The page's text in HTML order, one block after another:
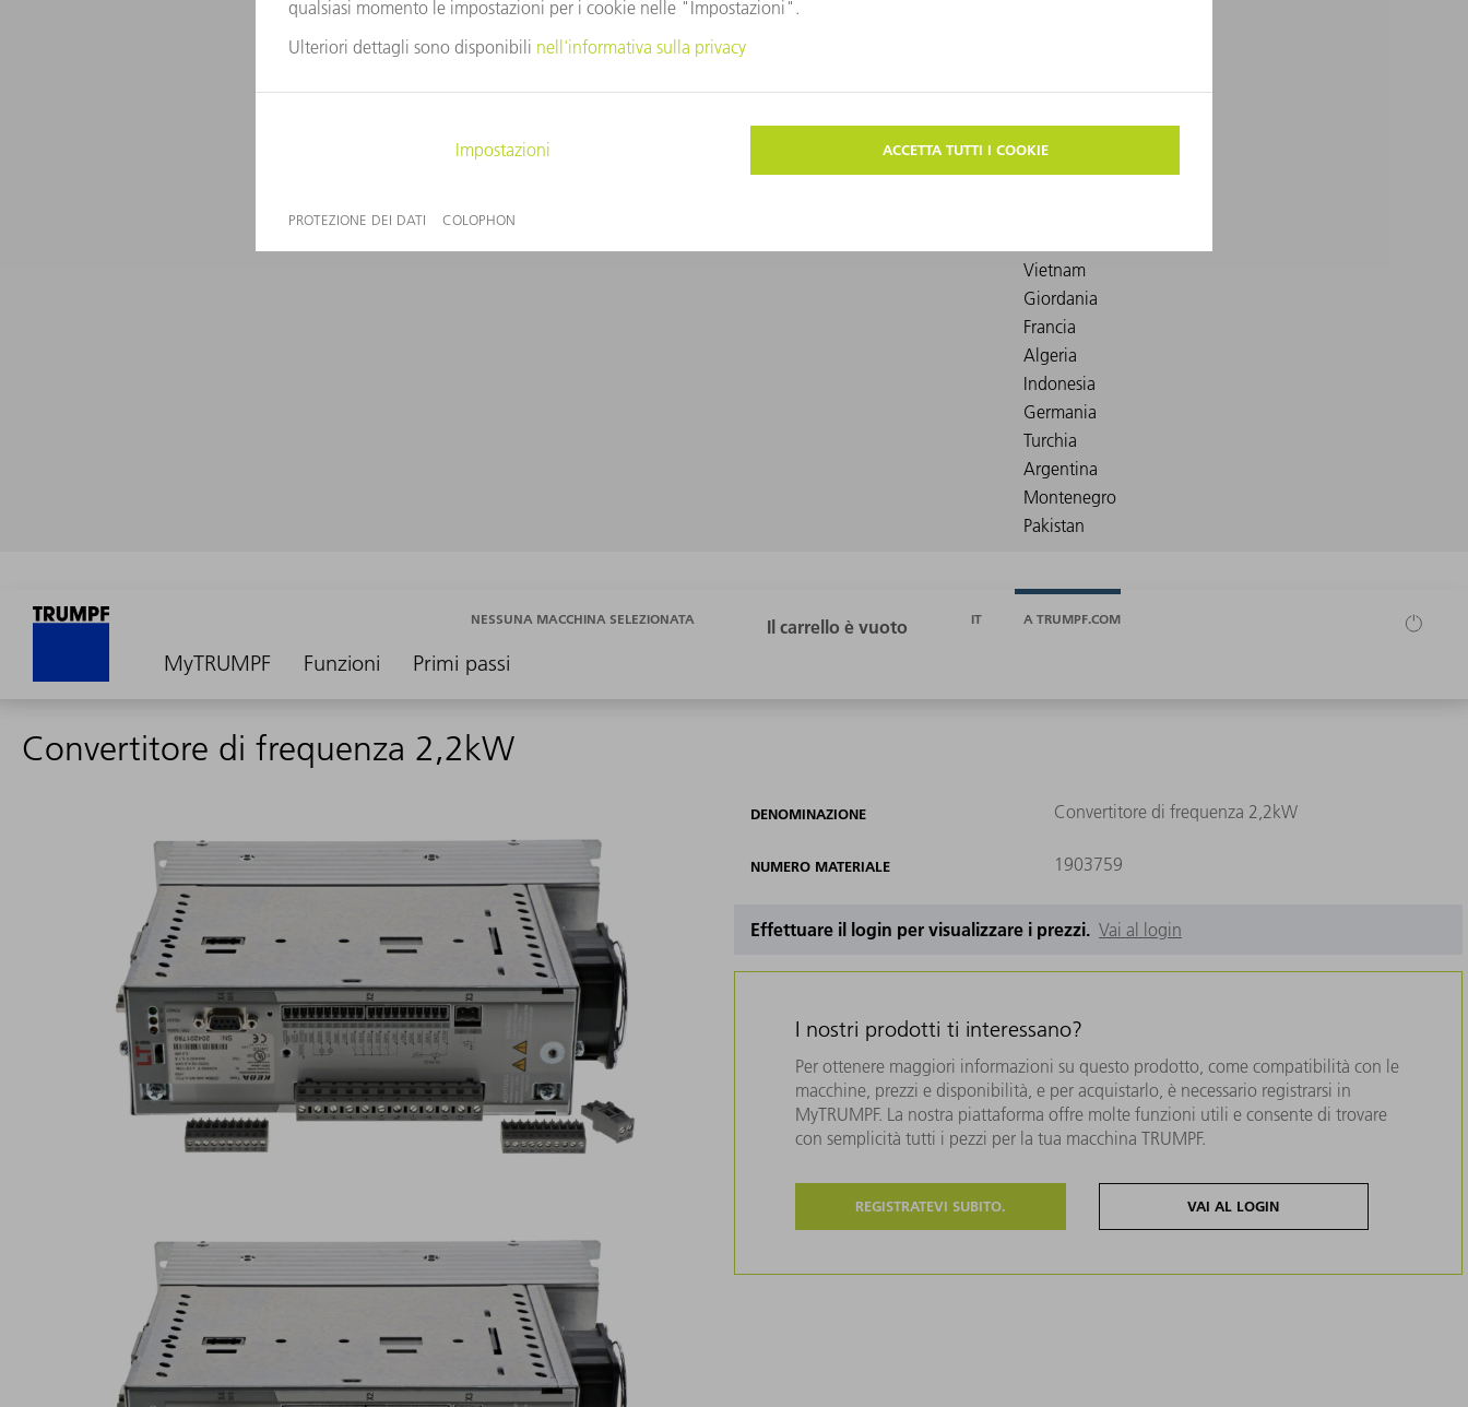
MyTRUMPF Funzioni Primi passi
NESSUNA MACCHINA SELEZIONATA IT A TRUMPF.COM
Convertitore di frequenza 2,2kW
DENOMINAZIONE Convertitore di frequenza 2,2kW
NUMERO MATERIALE 1903759
Effettuare il login per visualizzare i prezzi. Vai al login
I nostri prodotti ti interessano?
Per ottenere maggiori informazioni su questo prodotto, come compatibilità con le
macchine, prezzi e disponibilità, e per acquistarlo, è necessario registrarsi in
MyTRUMPF. La nostra piattaforma offre molte funzioni utili e consente di trovare
con semplicità tutti i pezzi per la tua macchina TRUMPF.
REGISTRATEVI SUBITO. VAI AL LOGIN